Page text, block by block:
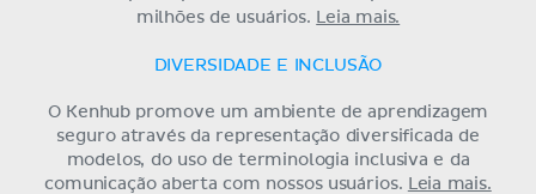
milhões de usuários. Leia mais.
DIVERSIDADE E INCLUSÃO
O Kenhub promove um ambiente de aprendizagem
seguro através da representação diversificada de
modelos, do uso de terminologia inclusiva e da
comunicação aberta com nossos usuários. Leia mais.